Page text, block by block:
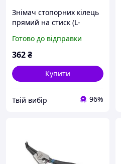
Знімач стопорних кілець
прямий на стиск (L-
Готово до відправки
362₴
Купити
Твій вибір 96%